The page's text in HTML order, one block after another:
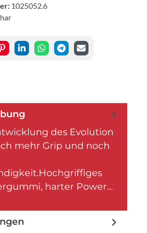
1025052.6
des Evolution
mehr Grip und noch
harter Power…